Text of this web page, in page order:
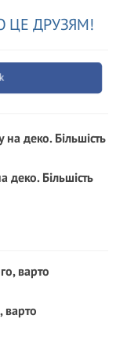
ЦЕ ДРУЗЯМ!
деко. Більшість
варто